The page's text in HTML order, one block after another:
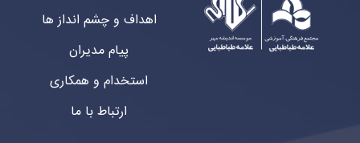
اهداف و چشم انداز ها
پیام مدیران
استخدام و همکاری
ارتباط با ما